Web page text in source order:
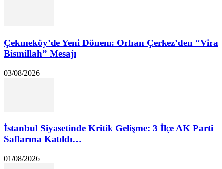
Çekmeköy’de Yeni Dönem: Orhan Çerkez’den “Vira
Bismillah” Mesajı
03/08/2026
İstanbul Siyasetinde Kritik Gelişme: 3 İlçe AK Parti
Saflarına Katıldı…
01/08/2026